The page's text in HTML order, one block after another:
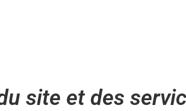
site et des